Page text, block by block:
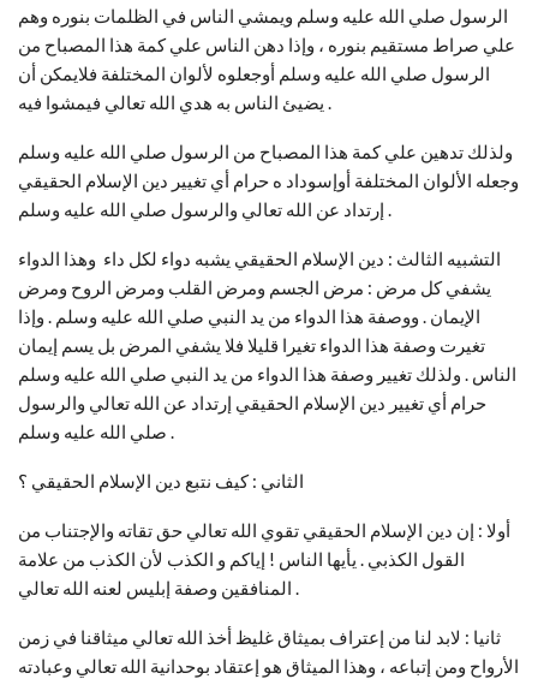
الرسول صلي الله عليه وسلم ويمشي الناس في الظلمات بنوره وهم
علي صراط مستقيم بنوره ، وإذا دهن الناس علي كمة هذا المصباح من
الرسول صلي الله عليه وسلم أوجعلوه لألوان المختلفة فلايمكن أن
يضيئ الناس به هدي الله تعالي فيمشوا فيه .
ولذلك تدهين علي كمة هذا المصباح من الرسول صلي الله عليه وسلم
وجعله الألوان المختلفة أوإسوداد ه حرام أي تغيير دين الإسلام الحقيقي
إرتداد عن الله تعالي والرسول صلي الله عليه وسلم .
التشبيه الثالث : دين الإسلام الحقيقي يشبه دواء لكل داء وهذا الدواء
يشفي كل مرض : مرض الجسم ومرض القلب ومرض الروح ومرض
الإيمان . ووصفة هذا الدواء من يد النبي صلي الله عليه وسلم . وإذا
تغيرت وصفة هذا الدواء تغيرا قليلا فلا يشفي المرض بل يسم إيمان
الناس . ولذلك تغيير وصفة هذا الدواء من يد النبي صلي الله عليه وسلم
حرام أي تغيير دين الإسلام الحقيقي إرتداد عن الله تعالي والرسول
صلي الله عليه وسلم .
الثاني : كيف نتبع دين الإسلام الحقيقي ؟
أولا : إن دين الإسلام الحقيقي تقوي الله تعالي حق تقاته والإجتناب من
القول الكذبي . يأيها الناس ! إياكم و الكذب لأن الكذب من علامة
المنافقين وصفة إبليس لعنه الله تعالي .
ثانيا : لابد لنا من إعتراف بميثاق غليظ أخذ الله تعالي ميثاقنا في زمن
الأرواح ومن إتباعه ، وهذا الميثاق هو إعتقاد بوحدانية الله تعالي وعبادته